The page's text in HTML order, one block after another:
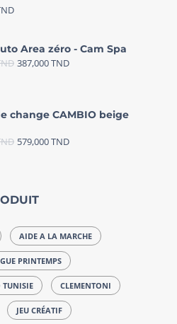
Area zéro - Cam Spa
387,000TND
change CAMBIO beige
579,000TND
AIDE A LA MARCHE
PRINTEMPS
TUNISIE CLEMENTONI
JEU CRÉATIF